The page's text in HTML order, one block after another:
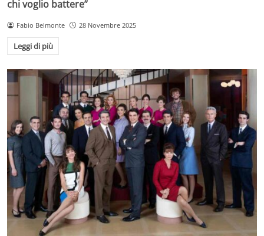
chi voglio battere”
Fabio Belmonte 28 Novembre 2025
Leggi di più